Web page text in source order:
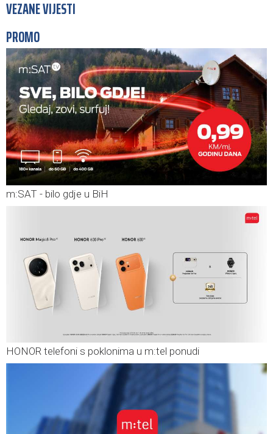
VEZANE VIJESTI
PROMO
m:SAT - bilo gdje u BiH
HONOR telefoni s poklonima u m:tel ponudi